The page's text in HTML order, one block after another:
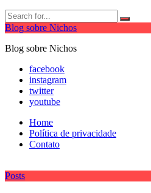
Blog sobre Nichos
Blog sobre Nichos
facebook
instagram
twitter
youtube
Home
Política de privacidade
Contato
Posts